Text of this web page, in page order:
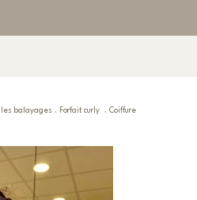
les balayages . Forfait curly . Coiffure